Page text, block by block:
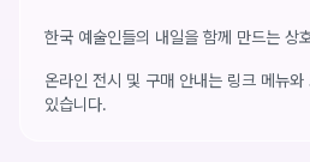
한국 예술인들의 내일을 함께 만드는 상
온라인 전시 및 구매 안내는 링크 메뉴
있습니다.